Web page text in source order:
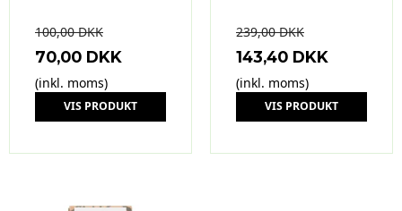
100,00 DKK
70,00 DKK
(inkl. moms)
VIS PRODUKT
239,00 DKK
143,40 DKK
(inkl. moms)
VIS PRODUKT